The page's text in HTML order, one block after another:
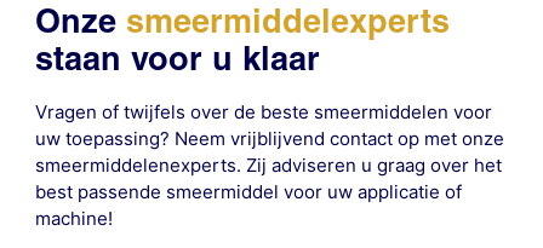
Onze smeermiddelexperts
staan voor u klaar
Vragen of twijfels over de beste smeermiddelen voor
uw toepassing? Neem vrijblijvend contact op met onze
smeermiddelenexperts. Zij adviseren u graag over het
best passende smeermiddel voor uw applicatie of
machine!